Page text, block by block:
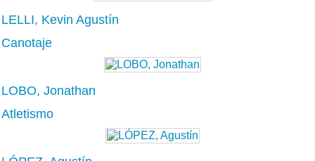
LELLI, Kevin Agustín
Canotaje
LOBO, Jonathan
Atletismo